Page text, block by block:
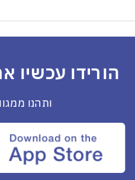
הורידו עכשיו
ותהנו